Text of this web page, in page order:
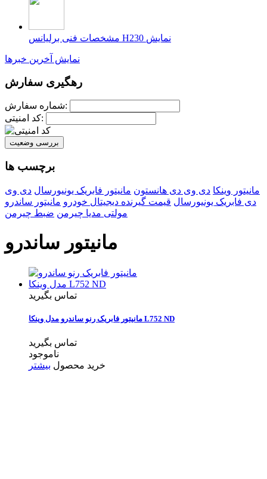
مشخصات فنی برلیانس H230 نمایش
نمایش آخرین خبرها
رهگیری سفارش
شماره سفارش:
کد امنیتی:
بررسی وضعیت
برچسب ها
مانیتور وینکا دی وی دی هانستون مانیتور فابریک یونیورسال دی وی
دی فابریک یونیورسال قیمت گیرنده دیجیتال خودرو مانیتور ساندرو
مولتی مدیا چیرمن ضبط چیرمن
مانیتور ساندرو
تماس بگیرید
مانیتور فابریک رنو ساندرو مدل وینکا L752 ND
تماس بگیرید
ناموجود
خرید محصول بیشتر